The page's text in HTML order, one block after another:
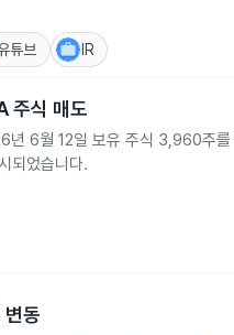
튜브 IR
주식 매도
년 6월 12일 보유 주식 3,960주
되었습니다.
변동